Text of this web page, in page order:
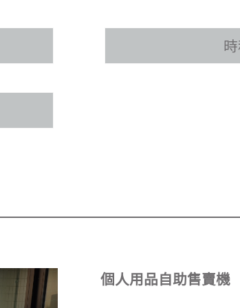
個人用品自助售賣機